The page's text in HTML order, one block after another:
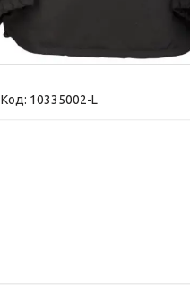
Код: 10335002-L